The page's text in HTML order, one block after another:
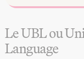
Le UBL ou
Language